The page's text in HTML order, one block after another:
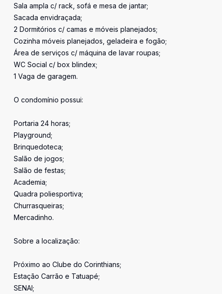
Sala ampla c/ rack, sofá e mesa de jantar;
Sacada envidraçada;
2 Dormitórios c/ camas e móveis planejados;
Cozinha móveis planejados, geladeira e fogão;
Área de serviços c/ máquina de lavar roupas;
WC Social c/ box blindex;
1 Vaga de garagem.
O condomínio possui:
Portaria 24 horas;
Playground;
Brinquedoteca;
Salão de jogos;
Salão de festas;
Academia;
Quadra poliesportiva;
Churrasqueiras;
Mercadinho.
Sobre a localização:
Próximo ao Clube do Corinthians;
Estação Carrão e Tatuapé;
SENAI;